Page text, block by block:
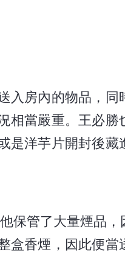
入房內的物品，同
相當嚴重。王必
是洋芋片開封後藏
保管了大量煙品
盒香煙，因此便